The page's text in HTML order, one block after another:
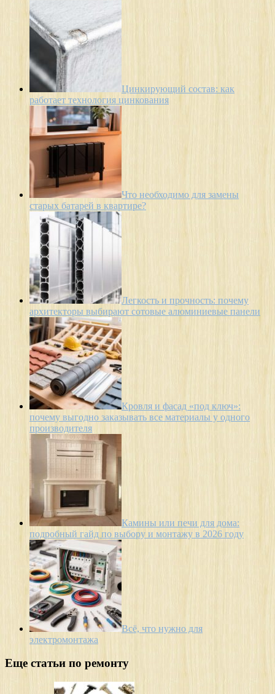
Цинкирующий состав: как
работает технология цинкования
Что необходимо для замены
старых батарей в квартире?
Легкость и прочность: почему
архитекторы выбирают сотовые алюминиевые панели
Кровля и фасад «под ключ»:
почему выгодно заказывать все материалы у одного
производителя
Камины или печи для дома:
подробный гайд по выбору и монтажу в 2026 году
Всё, что нужно для
электромонтажа
Еще статьи по ремонту